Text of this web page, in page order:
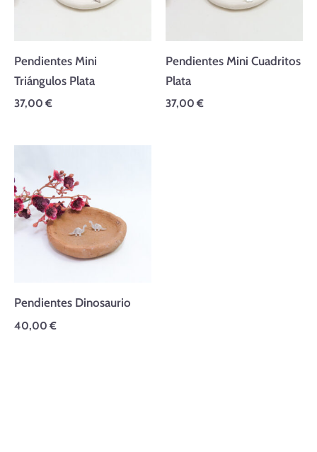
Pendientes Mini
Triángulos Plata
37,00 €
Pendientes Mini Cuadritos
Plata
37,00 €
Pendientes Dinosaurio
40,00 €